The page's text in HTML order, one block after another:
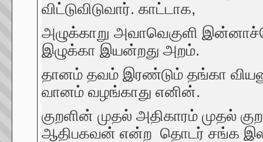
விட்டுவிடுவார். காட்டாக,
அழுக்காறு அவாவெகுளி
இழுக்கா இயன்றது
தானம் தவம் இரண்டும் தங்கா
வானம் வழங்காது
குறளின் முதல் அதிகாரம் முதல்
ஆதிபகவன் என்ற தொடர் சங்க